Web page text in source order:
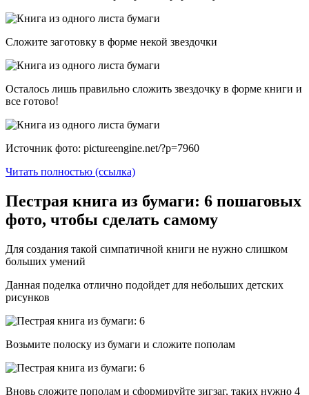
Сложите заготовку в форме некой звездочки
Осталось лишь правильно сложить звездочку в форме книги и
все готово!
Источник фото: pictureengine.net/?p=7960
Читать полностью (ссылка)
Пестрая книга из бумаги: 6 пошаговых
фото, чтобы сделать самому
Для создания такой симпатичной книги не нужно слишком
больших умений
Данная поделка отлично подойдет для небольших детских
рисунков
Возьмите полоску из бумаги и сложите пополам
Вновь сложите пополам и сформируйте зигзаг, таких нужно 4